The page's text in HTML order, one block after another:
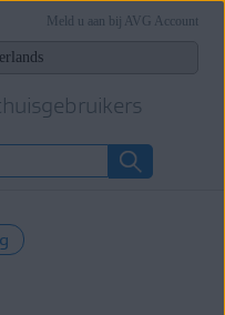
Meld u aan bij AVG Account